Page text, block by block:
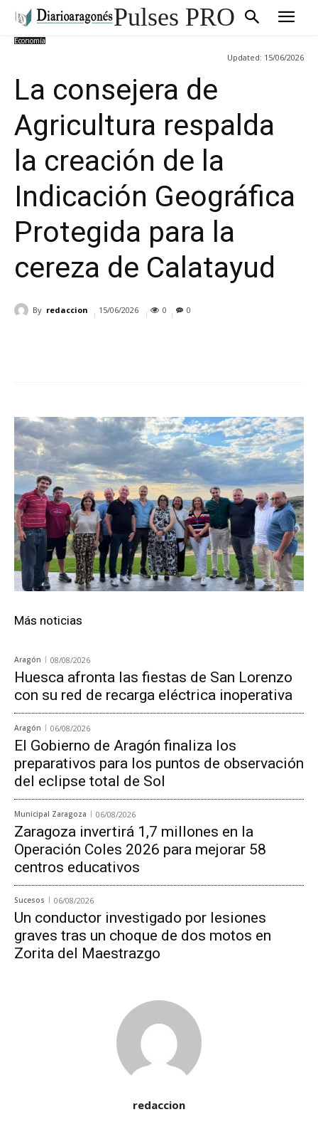
Pulses PRO
Economía
Updated: 15/06/2026
La consejera de
Agricultura respalda
la creación de la
Indicación Geográfica
Protegida para la
cereza de Calatayud
By redaccion 15/06/2026 0 0
Más noticias
Aragón 08/08/2026
Huesca afronta las fiestas de San Lorenzo
con su red de recarga eléctrica inoperativa
Aragón 06/08/2026
El Gobierno de Aragón finaliza los
preparativos para los puntos de observación
del eclipse total de Sol
Municipal Zaragoza 06/08/2026
Zaragoza invertirá 1,7 millones en la
Operación Coles 2026 para mejorar 58
centros educativos
Sucesos 06/08/2026
Un conductor investigado por lesiones
graves tras un choque de dos motos en
Zorita del Maestrazgo
redaccion